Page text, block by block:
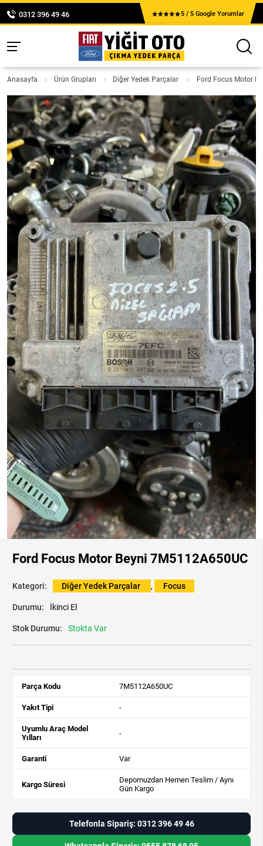
0312 396 49 46 5 / 5 Google Yorumlar
Anasayfa Ürün Grupları Diğer Yedek Parçalar Ford Focus Motor
Ford Focus Motor Beyni 7M5112A650UC
Kategori: Diğer Yedek Parçalar , Focus
Durumu: İkinci El
Stok Durumu: Stokta Var
Parça Kodu 7M5112A650UC
Yakıt Tipi -
Uyumlu Araç Model
Yılları
-
Garanti Var
Kargo Süresi
Depomuzdan Hemen Teslim / Aynı
Gün Kargo
Telefonla Sipariş: 0312 396 49 46